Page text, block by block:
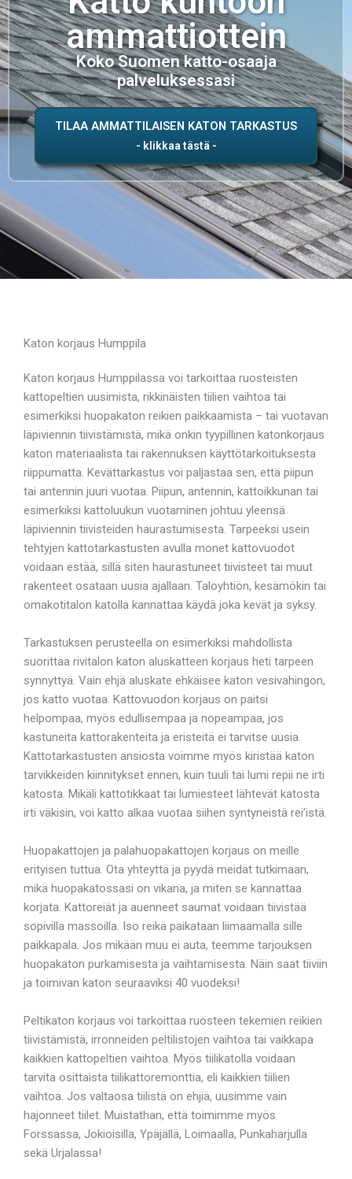
ammattiottein
Koko Suomen katto-osaaja
palveluksessasi
TILAA AMMATTILAISEN KATON TARKASTUS
Katon korjaus Humppila
Katon korjaus Humppilassa voi tarkoittaa ruosteisten
kattopeltien uusimista, rikkinäisten tiilien vaihtoa tai
esimerkiksi huopakaton reikien paikkaamista – tai vuotavan
läpiviennin tiivistämistä, mikä onkin tyypillinen katonkorjaus
katon materiaalista tai rakennuksen käyttötarkoituksesta
riippumatta. Kevättarkastus voi paljastaa sen, että piipun
tai antennin juuri vuotaa. Piipun, antennin, kattoikkunan tai
esimerkiksi kattoluukun vuotaminen johtuu yleensä
läpiviennin tiivisteiden haurastumisesta. Tarpeeksi usein
tehtyjen kattotarkastusten avulla monet kattovuodot
voidaan estää, sillä siten haurastuneet tiivisteet tai muut
rakenteet osataan uusia ajallaan. Taloyhtiön, kesämökin tai
omakotitalon katolla kannattaa käydä joka kevät ja syksy.
Tarkastuksen perusteella on esimerkiksi mahdollista
suorittaa rivitalon katon aluskatteen korjaus heti tarpeen
synnyttyä. Vain ehjä aluskate ehkäisee katon vesivahingon,
jos katto vuotaa. Kattovuodon korjaus on paitsi
helpompaa, myös edullisempaa ja nopeampaa, jos
kastuneita kattorakenteita ja eristeitä ei tarvitse uusia.
Kattotarkastusten ansiosta voimme myös kiristää katon
tarvikkeiden kiinnitykset ennen, kuin tuuli tai lumi repii ne irti
katosta. Mikäli kattotikkaat tai lumiesteet lähtevät katosta
irti väkisin, voi katto alkaa vuotaa siihen syntyneistä rei’istä.
Huopakattojen ja palahuopakattojen korjaus on meille
erityisen tuttua. Ota yhteyttä ja pyydä meidät tutkimaan,
mikä huopakatossasi on vikana, ja miten se kannattaa
korjata. Kattoreiät ja auenneet saumat voidaan tiivistää
sopivilla massoilla. Iso reikä paikataan liimaamalla sille
paikkapala. Jos mikään muu ei auta, teemme tarjouksen
huopakaton purkamisesta ja vaihtamisesta. Näin saat tiiviin
ja toimivan katon seuraaviksi 40 vuodeksi!
Peltikaton korjaus voi tarkoittaa ruosteen tekemien reikien
tiivistämistä, irronneiden peltilistojen vaihtoa tai vaikkapa
kaikkien kattopeltien vaihtoa. Myös tiilikatolla voidaan
tarvita osittaista tiilikattoremonttia, eli kaikkien tiilien
vaihtoa. Jos valtaosa tiilistä on ehjiä, uusimme vain
hajonneet tiilet. Muistathan, että toimimme myös
Forssassa, Jokioisilla, Ypäjällä, Loimaalla, Punkaharjulla
sekä Urjalassa!